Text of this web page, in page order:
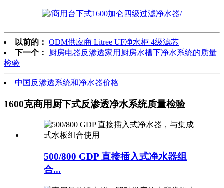
以前的： ODM供应商 Litree UF净水柜 4级滤芯
下一个：
厨房电器反渗透家用厨房水槽下净水系统的质量
检验
中国反渗透系统和净水器价格
1600克商用厨下式反渗透净水系统质量检验
500/800 GDP 直接插入式净水器组
合...